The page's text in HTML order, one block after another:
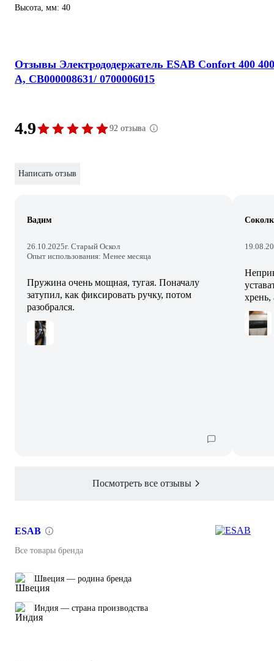
Высота, мм: 40
Отзывы Электрододержатель ESAB Confort 400 400
А, СВ000008631/ 0700006015
4.9 92 отзыва
Написать отзыв
Вадим
26.10.2025г. Старый Оскол
Опыт использования: Менее месяца
Пружина очень мощная, тугая. Поначалу
затупил, как фиксировать ручку, потом
разобрался.
хрень,
Посмотреть все отзывы
ESAB
Все товары бренда
Швеция — родина бренда
Индия — страна производства